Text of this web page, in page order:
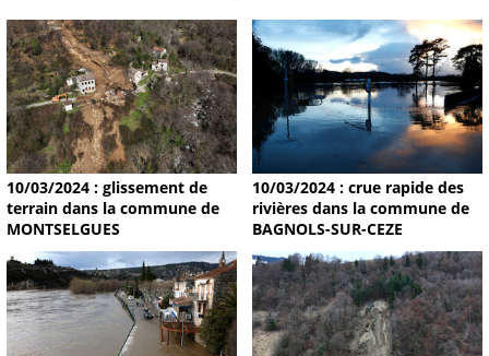
10/03/2024 : glissement de
terrain dans la commune de
MONTSELGUES
10/03/2024 : crue rapide des
rivières dans la commune de
BAGNOLS-SUR-CEZE